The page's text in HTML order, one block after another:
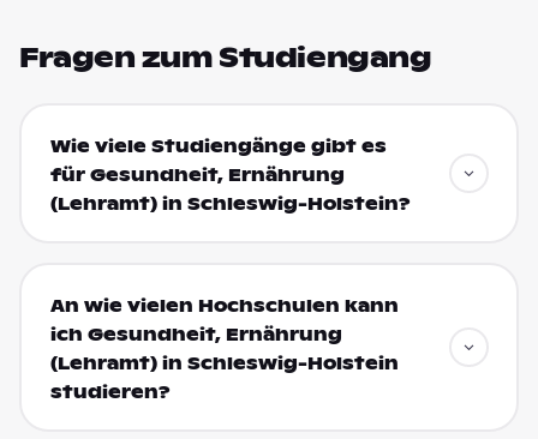
Fragen zum Studiengang
Wie viele Studiengänge gibt es
für Gesundheit, Ernährung
(Lehramt) in Schleswig-Holstein?
An wie vielen Hochschulen kann
ich Gesundheit, Ernährung
(Lehramt) in Schleswig-Holstein
studieren?